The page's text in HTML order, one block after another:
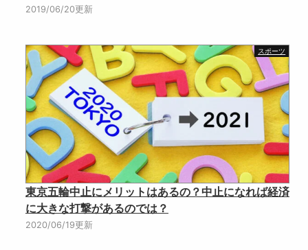
2019/06/20更新
スポーツ
東京五輪中止にメリットはあるの？中止になれば経済
に大きな打撃があるのでは？
2020/06/19更新